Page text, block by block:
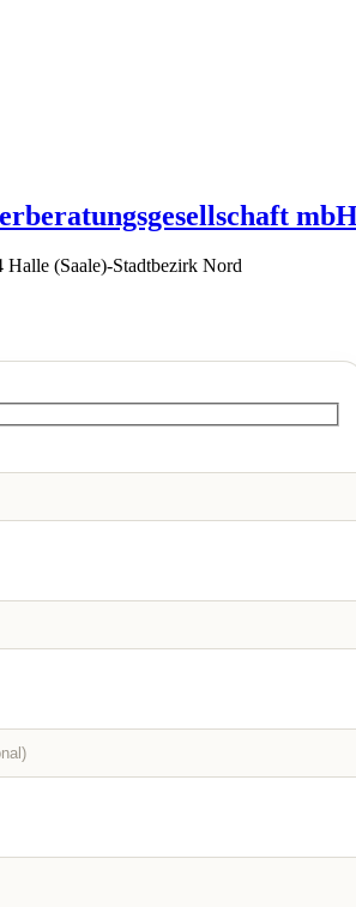
Halle (Saale)-Stadtbezirk Nord